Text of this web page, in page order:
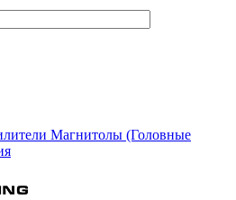
Магнитолы (Головные